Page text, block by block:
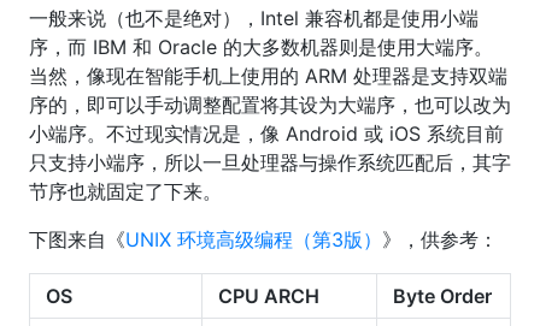
一般来说（也不是绝对），Intel 兼容机都是使用小端
序，而 IBM 和 Oracle 的大多数机器则是使用大端序。
当然，像现在智能手机上使用的 ARM 处理器是支持双端
序的，即可以手动调整配置将其设为大端序，也可以改为
小端序。不过现实情况是，像 Android 或 iOS 系统目前
只支持小端序，所以一旦处理器与操作系统匹配后，其字
节序也就固定了下来。
下图来自《UNIX 环境高级编程（第3版） 》，供参考：
OS CPU ARCH Byte Order